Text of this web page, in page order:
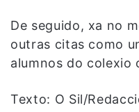
De seguido, xa no
outras citas como
alumnos do colexio
Texto: O Sil/